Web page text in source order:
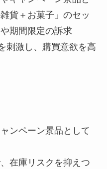
貨＋お菓子」のセッ
期間限定の訴求
刺激し、購買意欲を高
ンペーン景品として
在庫リスクを抑えつ